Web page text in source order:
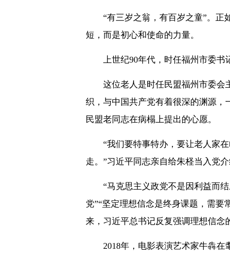
“有三岁之翁，有百岁之童”。正
短，而是初心和使命的力量。
上世纪90年代，时任福州市委书记
这位老人是时任民盟福州市委会
织，与中国共产党有着很深的渊源，
民盟老同志在病榻上提出的心愿。
“我们要特事特办，要让老人家在
走。”习近平同志亲自给朱柽当入党
“马克思主义政党不是因利益而结
党”“坚定理想信念是终身课题，需
来，习近平总书记反复强调理想信念
2018年，电影表演艺术家牛犇在